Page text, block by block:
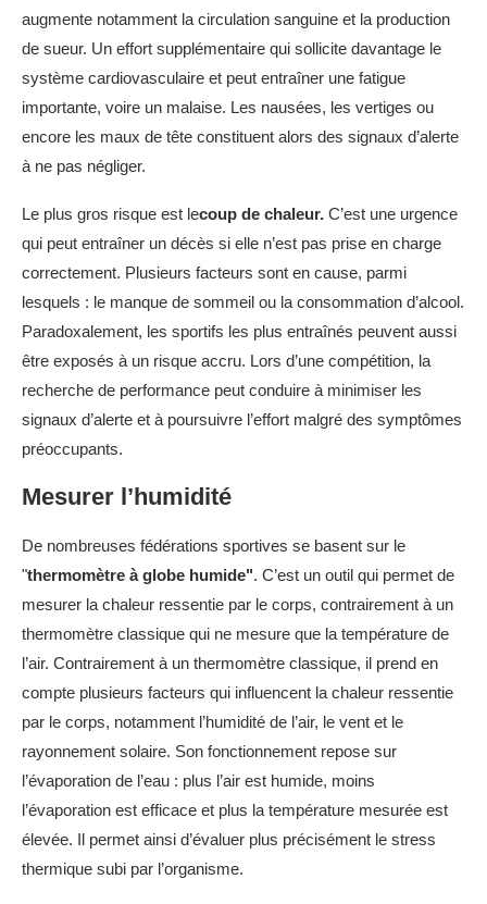
augmente notamment la circulation sanguine et la production
de sueur. Un effort supplémentaire qui sollicite davantage le
système cardiovasculaire et peut entraîner une fatigue
importante, voire un malaise. Les nausées, les vertiges ou
encore les maux de tête constituent alors des signaux d’alerte
à ne pas négliger.
Le plus gros risque est lecoup de chaleur. C’est une urgence
qui peut entraîner un décès si elle n’est pas prise en charge
correctement. Plusieurs facteurs sont en cause, parmi
lesquels : le manque de sommeil ou la consommation d’alcool.
Paradoxalement, les sportifs les plus entraînés peuvent aussi
être exposés à un risque accru. Lors d’une compétition, la
recherche de performance peut conduire à minimiser les
signaux d’alerte et à poursuivre l’effort malgré des symptômes
préoccupants.
Mesurer l’humidité
De nombreuses fédérations sportives se basent sur le
"thermomètre à globe humide". C’est un outil qui permet de
mesurer la chaleur ressentie par le corps, contrairement à un
thermomètre classique qui ne mesure que la température de
l’air. Contrairement à un thermomètre classique, il prend en
compte plusieurs facteurs qui influencent la chaleur ressentie
par le corps, notamment l’humidité de l’air, le vent et le
rayonnement solaire. Son fonctionnement repose sur
l’évaporation de l’eau : plus l’air est humide, moins
l’évaporation est efficace et plus la température mesurée est
élevée. Il permet ainsi d’évaluer plus précisément le stress
thermique subi par l’organisme.